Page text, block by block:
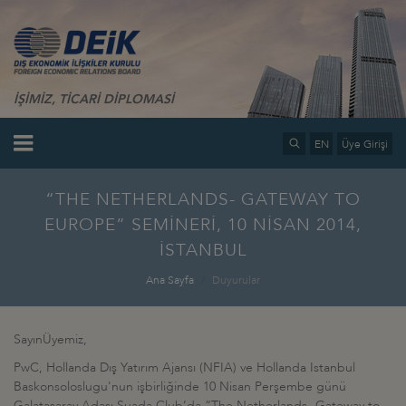
İŞİMİZ, TİCARİ DİPLOMASİ
EN Üye Girişi
“THE NETHERLANDS- GATEWAY TO
EUROPE” SEMİNERİ, 10 NİSAN 2014,
İSTANBUL
Ana Sayfa Duyurular
SayınÜyemiz,
PwC, Hollanda Dış Yatırım Ajansı (NFIA) ve Hollanda Istanbul
Baskonsoloslugu'nun işbirliğinde 10 Nisan Perşembe günü